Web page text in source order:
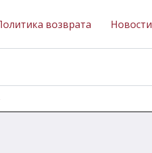
возврата Новости